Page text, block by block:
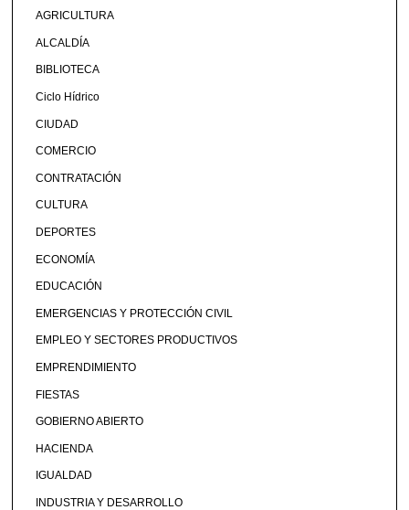
AGRICULTURA
ALCALDÍA
BIBLIOTECA
Ciclo Hídrico
CIUDAD
COMERCIO
CONTRATACIÓN
CULTURA
DEPORTES
ECONOMÍA
EDUCACIÓN
EMERGENCIAS Y PROTECCIÓN CIVIL
EMPLEO Y SECTORES PRODUCTIVOS
EMPRENDIMIENTO
FIESTAS
GOBIERNO ABIERTO
HACIENDA
IGUALDAD
INDUSTRIA Y DESARROLLO